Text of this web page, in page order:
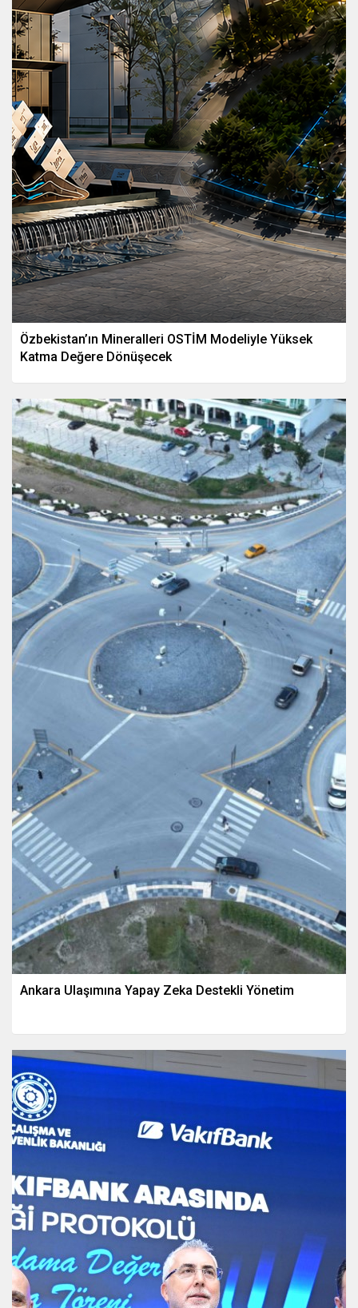
Özbekistan’ın Mineralleri OSTİM Modeliyle Yüksek
Katma Değere Dönüşecek
Ankara Ulaşımına Yapay Zeka Destekli Yönetim